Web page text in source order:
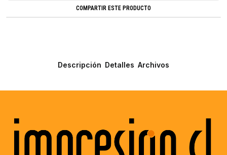
COMPARTIR ESTE PRODUCTO
Descripción Detalles Archivos